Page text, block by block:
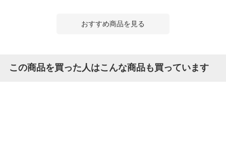
おすすめ商品を見る
この商品を買った人はこんな商品も買っています